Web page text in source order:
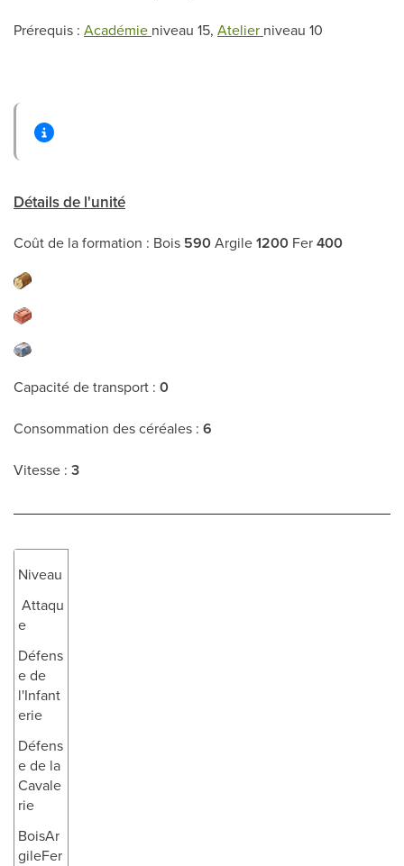
Prérequis : Académie niveau 15, Atelier niveau 10
Détails de l'unité
Coût de la formation : Bois 590Argile1200 Fer400
Capacité de transport : 0
Consommation des céréales : 6
Vitesse : 3
Niveau
Attaqu
e
Défens
e de
l'Infant
erie
Défens
e de la
Cavale
rie
BoisAr
gileFer